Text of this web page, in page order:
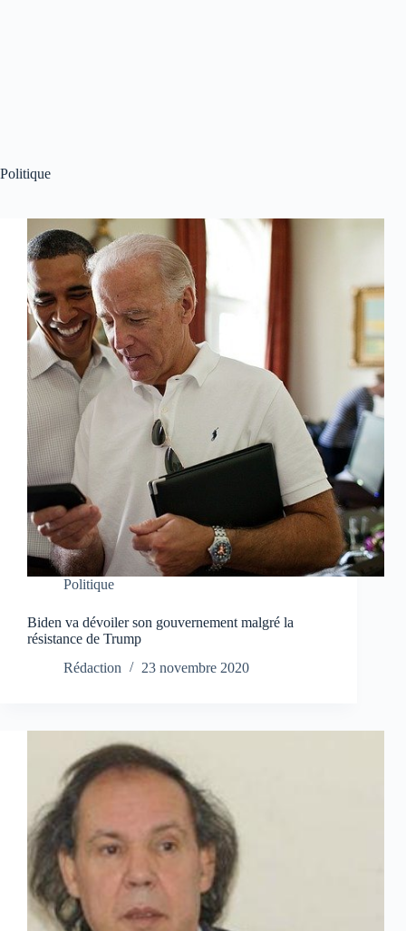
Politique
Politique
Biden va dévoiler son gouvernement malgré la
résistance de Trump
Rédaction
23 novembre 2020